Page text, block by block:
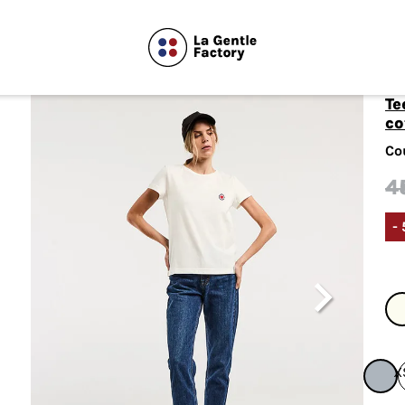
Tee-shirt Blanche brodé cœur écru en
-
